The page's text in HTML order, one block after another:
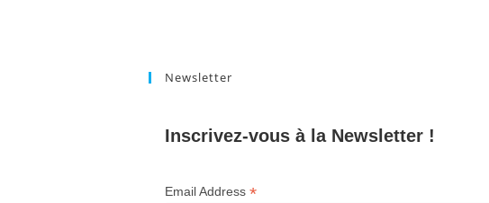
Newsletter
Inscrivez-vous à la Newsletter !
Email Address *